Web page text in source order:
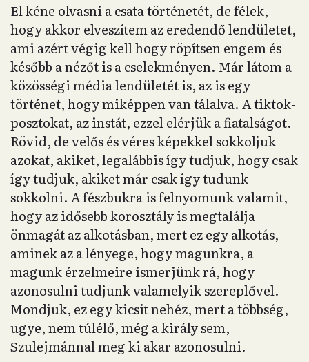
El kéne olvasni a csata történetét, de félek,
hogy akkor elveszítem az eredendő lendületet,
ami azért végig kell hogy röpítsen engem és
később a nézőt is a cselekményen. Már látom a
közösségi média lendületét is, az is egy
történet, hogy miképpen van tálalva. A tiktok-
posztokat, az instát, ezzel elérjük a fiatalságot.
Rövid, de velős és véres képekkel sokkoljuk
azokat, akiket, legalábbis így tudjuk, hogy csak
így tudjuk, akiket már csak így tudunk
sokkolni. A fészbukra is felnyomunk valamit,
hogy az idősebb korosztály is megtalálja
önmagát az alkotásban, mert ez egy alkotás,
aminek az a lényege, hogy magunkra, a
magunk érzelmeire ismerjünk rá, hogy
azonosulni tudjunk valamelyik szereplővel.
Mondjuk, ez egy kicsit nehéz, mert a többség,
ugye, nem túlélő, még a király sem,
Szulejmánnal meg ki akar azonosulni.